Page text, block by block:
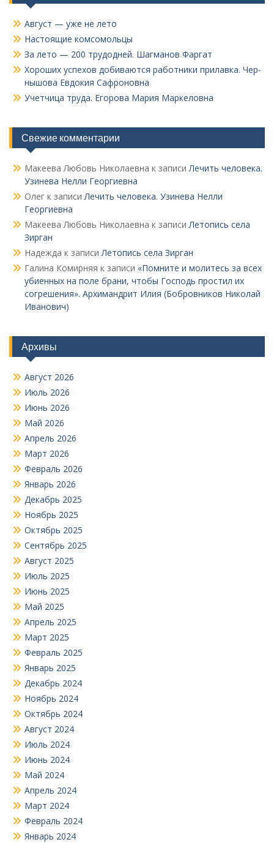
Август — уже не лето
Настоящие комсомольцы
За лето — 200 трудодней. Шагманов Фаргат
Хороших успехов добиваются работники прилавка. Чер­
нышова Евдокия Сафроновна
Учетчица труда. Его­рова Мария Маркеловна
Свежие комментарии
Макеева Любовь Николаевна к записиЛечить человека.
Узинева Нелли Георгиевна
Олег к записиЛечить человека. Узинева Нелли
Георгиевна
Макеева Любовь Николаевна к записиЛетопись села
Зирган
Надежда к записиЛетопись села Зирган
Галина Комирняя к записи «Помните и молитесь за всех
убиенных на поле брани, чтобы Господь простил их
согрешения». Архимандрит Илия (Бобровников Николай
Иванович)
Архивы
Август 2026
Июль 2026
Июнь 2026
Май 2026
Апрель 2026
Март 2026
Февраль 2026
Январь 2026
Декабрь 2025
Ноябрь 2025
Октябрь 2025
Сентябрь 2025
Август 2025
Июль 2025
Июнь 2025
Май 2025
Апрель 2025
Март 2025
Февраль 2025
Январь 2025
Декабрь 2024
Ноябрь 2024
Октябрь 2024
Август 2024
Июль 2024
Июнь 2024
Май 2024
Апрель 2024
Март 2024
Февраль 2024
Январь 2024